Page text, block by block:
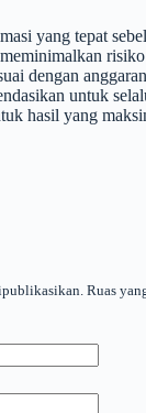
yang tepat
dengan
untuk
hasil yang
Ruas